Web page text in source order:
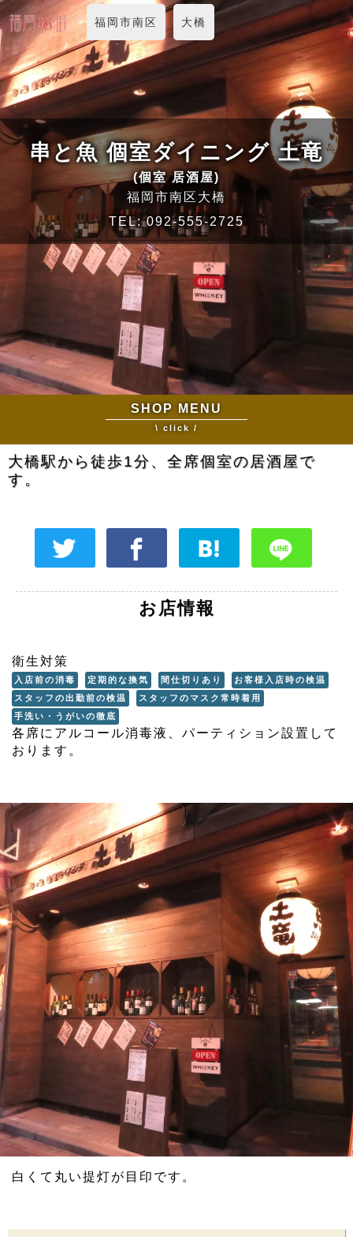
福岡市南区 大橋
串と魚 個室ダイニング 土竜
(個室 居酒屋)
福岡市南区大橋
TEL:092-555-2725
SHOP MENU
\ click /
大橋駅から徒歩1分、全席個室の居酒屋で
す。
お店情報
衛生対策
入店前の消毒 定期的な換気 間仕切りあり
お客様入店時の検温
スタッフの出勤前の検温
スタッフのマスク常時着用
手洗い・うがいの徹底
各席にアルコール消毒液、パーティション設置して
おります。
白くて丸い提灯が目印です。